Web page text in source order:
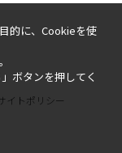
イトポリシー
的に、Cookieを使
ボタンを押してく